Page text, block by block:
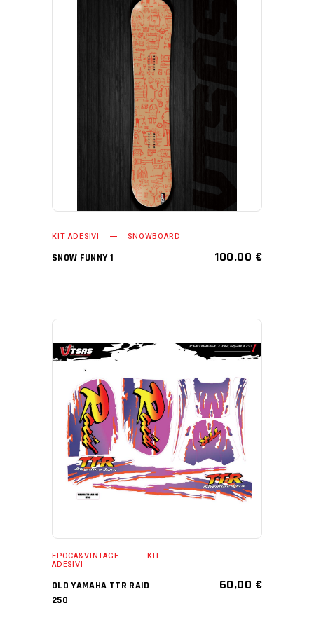
AGGIUNGI AL CARRELLO
KIT ADESIVI SNOWBOARD
SNOW FUNNY 1 100,00 €
AGGIUNGI AL CARRELLO
EPOCA&VINTAGE KIT
ADESIVI
OLD YAMAHA TTR RAID
250
60,00 €